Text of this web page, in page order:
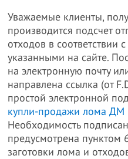
Уважаемые клиенты,
производится подсчет
отходов в соответствии
указанными на сайте.
на электронную почту
направлена ссылка (от
простой электронной
купли-продажи лома ДМ
Необходимость
предусмотрена пунктом
заготовки лома и